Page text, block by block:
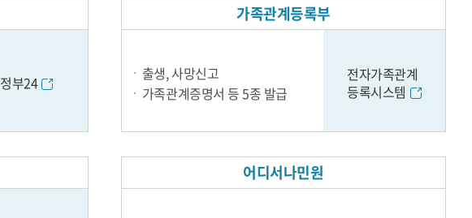
정부24
가족관계등록부
출생, 사망신고
가족관계증명서 등 5종 발급
전자가족관계
등록시스템
어디서나민원